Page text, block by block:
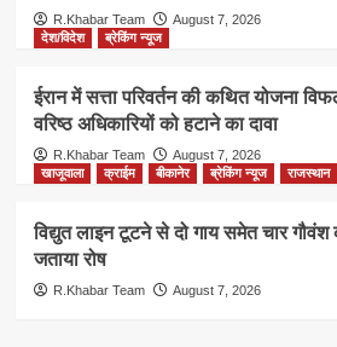
R.Khabar Team
August 7, 2026
देश/विदेश
ब्रेकिंग न्यूज
ईरान में सत्ता परिवर्तन की कथित योजना
वरिष्ठ अधिकारियों को हटाने का दावा
R.Khabar Team
August 7, 2026
खाजूवाला
क्राईम बीकानेर ब्रेकिंग न्यूज राजस्थान
विद्युत लाइन टूटने से दो गाय समेत चार गौवंश
जताया रोष
R.Khabar Team August 7, 2026